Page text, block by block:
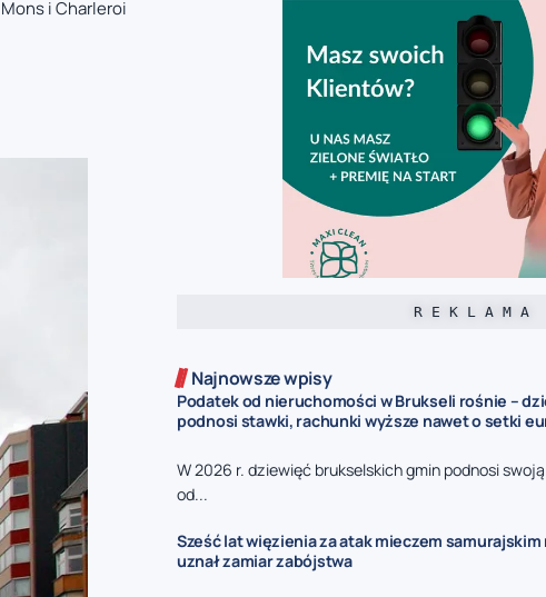
i Charleroi
R E K L A M A
Najnowsze wpisy
Podatek od nieruchomości w Brukseli rośnie –
podnosi stawki, rachunki wyższe nawet o setki
W 2026 r. dziewięć brukselskich gmin podnosi
od...
Sześć lat więzienia za atak mieczem samurajskim
uznał zamiar zabójstwa